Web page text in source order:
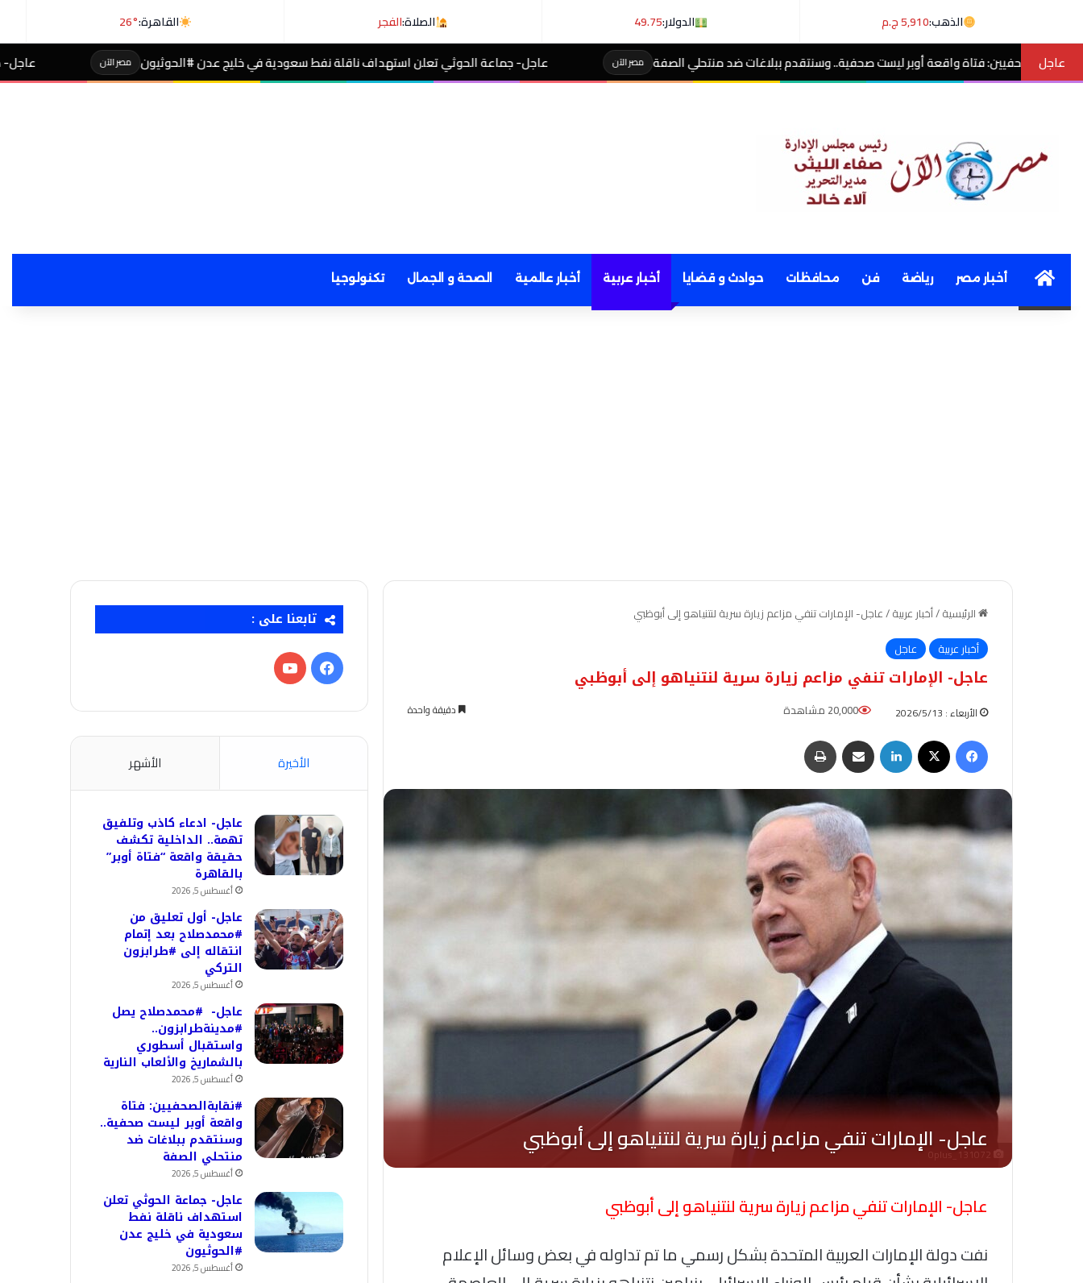
الذهب:5,910 ج.م الدولار:49.75 الصلاة:الفجر القاهرة:26°
عاجل
واقعة أوبر ليست صحفية.. وسنتقدم ببلاغات ضد منتحلي الصفة مصر الآن عاجل- جماعة الحوثي تعلن استهداف ناقلة نفط سعودية في خليج عدن #الحوثيون مصر الآن عاجل- طالبة صاحبة مجموع 4% بالثانوية تفجر مفاجأة بعد التظلم
Homeأخبار مصر رياضة فن محافظات حوادث و قضايا أخبار عربية أخبار عالمية الصحة و الجمال تكنولوجيا
الرئيسية/أخبار عربية/عاجل- الإمارات تنفي مزاعم زيارة سرية لنتنياهو إلى أبوظبي
أخبار عربية
عاجل
عاجل- الإمارات تنفي مزاعم زيارة سرية لنتنياهو إلى أبوظبي
الأربعاء : 2026/5/13 دقيقة واحدة
20,000 مشاهدة
فيسبوك
لينكدإن مشاركة عبر البريد
عاجل- الإمارات تنفي مزاعم زيارة سرية لنتنياهو إلى أبوظبي
نفت دولة الإمارات العربية المتحدة بشكل رسمي ما تم تداوله في بعض وسائل الإعلام
تابعنا على :
فيسبوك‫YouTube
الأخيرة الأشهر
عاجل- ادعاء كاذب وتلفيق
تهمة.. الداخلية تكشف
حقيقة واقعة “فتاة أوبر”
بالقاهرة
أغسطس 5, 2026
عاجل- أول تعليق من
#محمدصلاح بعد إتمام
انتقاله إلى #طرابزون
التركي
أغسطس 5, 2026
عاجل- #محمدصلاح يصل
#مدينةطرابزون..
واستقبال أسطوري
بالشماريخ والألعاب النارية
أغسطس 5, 2026
#نقابةالصحفيين: فتاة
واقعة أوبر ليست صحفية..
وسنتقدم ببلاغات ضد
منتحلي الصفة
أغسطس 5, 2026
عاجل- جماعة الحوثي تعلن
استهداف ناقلة نفط
سعودية في خليج عدن
#الحوثيون
أغسطس 5, 2026